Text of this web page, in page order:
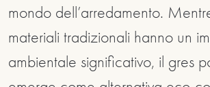
mondo dell’arredamento.
materiali tradizionali hanno un
ambientale significativo, il gres